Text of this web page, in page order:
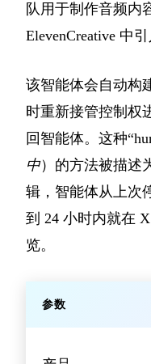
队用于制作音频内
ElevenCreative 中
该智能体会自动构
时重新接管控制权
回智能体。这种
中）的方法被描
辑，智能体从上次
到 24 小时内就在
览。
参数